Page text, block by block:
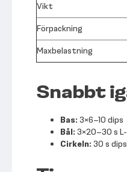
Vikt
Förpackning
Maxbelastning
Snabbt
Bas: 3×6–10
Bål: 3×20–30 s
Cirkeln: 30 s